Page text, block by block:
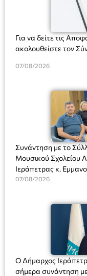
Για να δείτε τις
ακολουθείστε τον
07/08/2026
Συνάντηση με το
Μουσικού Σχολείου
Ιεράπετρας κ.
Διευθύντριας του
07/08/2026
Ο Δήμαρχος
σήμερα συνάντηση